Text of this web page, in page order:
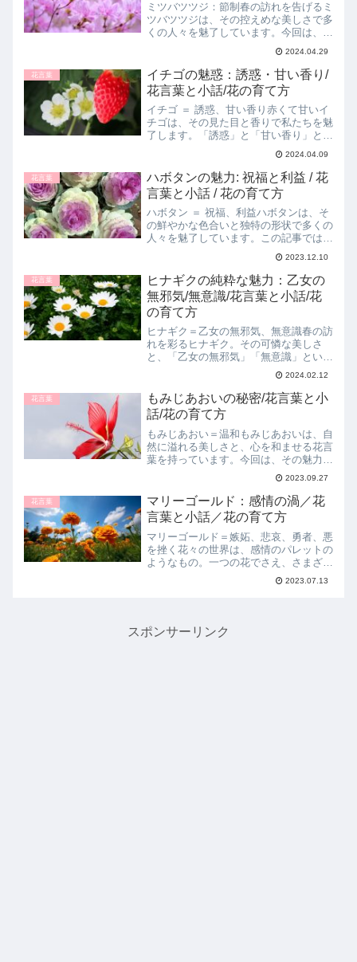
ミツバツツジ：節制春の訪れを告げるミ
ツバツツジは、その控えめな美しさで多
くの人々を魅了しています。今回は、ミ
ツバツツジの花言葉「節制」に込められ
た意味と、その魅力に迫ります。ミツバ
ツツジと花言葉「節制」ミツバツツジの
花言葉は「節制」です。こ...
2024.04.29
花言葉
イチゴの魅惑：誘惑・甘い香り/
花言葉と小話/花の育て方
イチゴ ＝ 誘惑、甘い香り赤くて甘いイ
チゴは、その見た目と香りで私たちを魅
了します。「誘惑」と「甘い香り」とい
う花言葉を持つイチゴの花の世界へよう
こそ。この記事では、イチゴの花の魅力
と育て方、そして花言葉を活かした小話
をお届けします。イチゴ...
2024.04.09
花言葉
ハボタンの魅力: 祝福と利益 / 花
言葉と小話 / 花の育て方
ハボタン ＝ 祝福、利益ハボタンは、そ
の鮮やかな色合いと独特の形状で多くの
人々を魅了しています。この記事では、
ハボタンの花言葉の意味や由来、育て
方、そしてハボタンを題材にした小話を
ご紹介します。ハボタンの花言葉とその
由来ハボタンの花言葉は「...
2023.12.10
花言葉
ヒナギクの純粋な魅力：乙女の
無邪気/無意識/花言葉と小話/花
の育て方
ヒナギク＝乙女の無邪気、無意識春の訪
れを彩るヒナギク。その可憐な美しさ
と、「乙女の無邪気」「無意識」という
花言葉には、どのような意味が込められ
ているのでしょうか。ヒナギクとその花
言葉ヒナギクは、その小さく愛らしい花
が特徴的です。「乙女の無邪...
2024.02.12
花言葉
もみじあおいの秘密/花言葉と小
話/花の育て方
もみじあおい＝温和もみじあおいは、自
然に溢れる美しさと、心を和ませる花言
葉を持っています。今回は、その魅力と
由来、さらには育て方について紹介しま
す。もみじあおいの花言葉と由来もみじ
あおいの花言葉は「温和」です。この花
言葉は、もみじあおいの柔...
2023.09.27
花言葉
マリーゴールド：感情の渦／花
言葉と小話／花の育て方
マリーゴールド＝嫉妬、悲哀、勇者、悪
を挫く花々の世界は、感情のパレットの
ようなもの。一つの花でさえ、さまざま
な感情を表現することができます。今回
は、その中でも特に感情の色彩が豊かな
2023.07.13
スポンサーリンク